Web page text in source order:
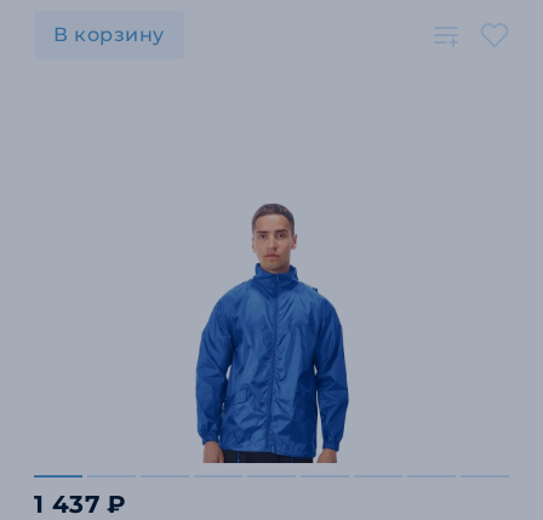
В корзину
1 437 ₽